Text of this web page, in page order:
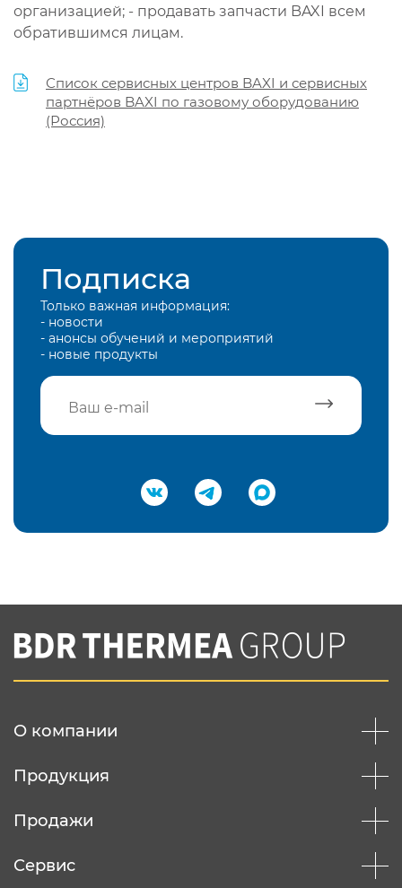
организацией; - продавать запчасти BAXI всем
обратившимся лицам.
Список сервисных центров BAXI и сервисных
партнёров BAXI по газовому оборудованию
(Россия)
Подписка
Только важная информация:
- новости
- анонсы обучений и мероприятий
- новые продукты
Подтвердить e-mail
Вы соглашаетесь с нашей политикой
конфеденциальности
О компании
Продукция
Продажи
Сервис